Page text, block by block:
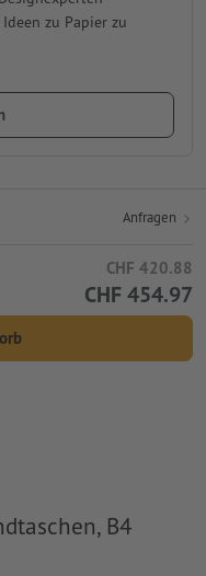
zu Papier zu
Anfragen
CHF 420.88
CHF 454.97
B4